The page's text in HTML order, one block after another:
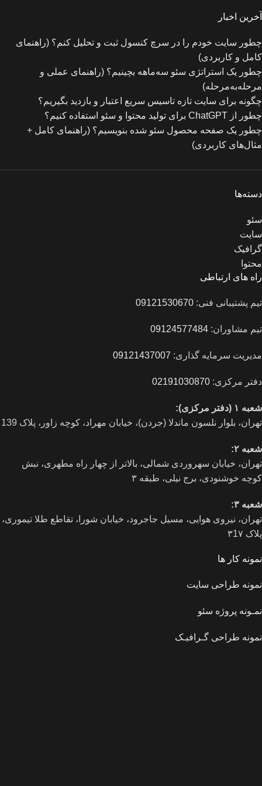
آخرین اخبار
چطور سایت خودم را در سرچ کنسول ثبت و تحلیل کنم؟ (راهنمای
کامل و کاربردی)
چطور یک استراتژی سئو سه‌ماهه بچینیم؟ (راهنمای عملی و
مرحله‌به‌مرحله)
چگونه برای سایت تازه‌ تاسیس سریع اعتبار و بازدید بگیریم؟
چطور از ChatGPT برای تولید محتوا و سئو استفاده کنیم؟
چطور یک صفحه محصول سئو شده بنویسیم؟ (راهنمای کامل +
مثال‌های کاربردی)
دسته‌ها
سئو
سایت
گرافیک
محتوا
راه های ارتباطی
تیم پشتیبانی فنی: 09121530670
تیم مشاوران: 09124577484
مدیریت سرمایه گذاری: 09121437007
دفتر مرکزی: 02191030870
شعبه ۱ (دفتر مرکزی):
تهران، بلوار نلسون ماندلا (جردن)، خیابان مهراد، کوچه زاور، پلاک 139
شعبه ۲:
تهران، خيابان سهروردی شمالی، بالاتر از چهار راه مطهری، نبش
کوچه خوشنودی، برج نیلی، طبقه ۳
شعبه ۳:
تهران، نیروی هوایی، مسیل جاجرود، خیابان شورا، تقاطع طلا تیموری،
پلاک ۳1۷
نمونه کار ها
نمونه طراحی سایت
نمـونه پروژه سئو
نمونه طراحی گـرافیـک